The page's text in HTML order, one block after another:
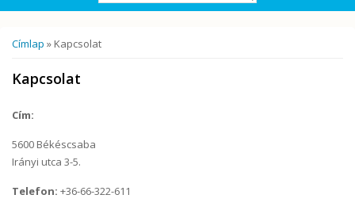
Jelenlegi hely
Címlap » Kapcsolat
Kapcsolat
Cím:
5600 Békéscsaba
Irányi utca 3-5.
Telefon: +36-66-322-611